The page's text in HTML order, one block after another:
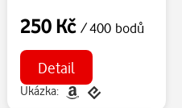
250 Kč / 400 bodů
Detail
Ukázka: